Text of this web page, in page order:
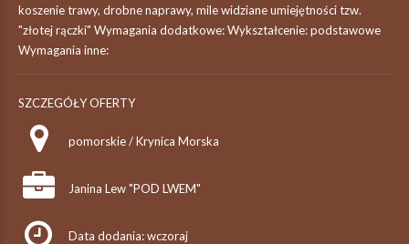
koszenie trawy, drobne naprawy, mile widziane umiejętności tzw.
"złotej rączki" Wymagania dodatkowe: Wykształcenie: podstawowe
Wymagania inne:
SZCZEGÓŁY OFERTY
pomorskie / Krynica Morska
Janina Lew "POD LWEM"
Data dodania: wczoraj